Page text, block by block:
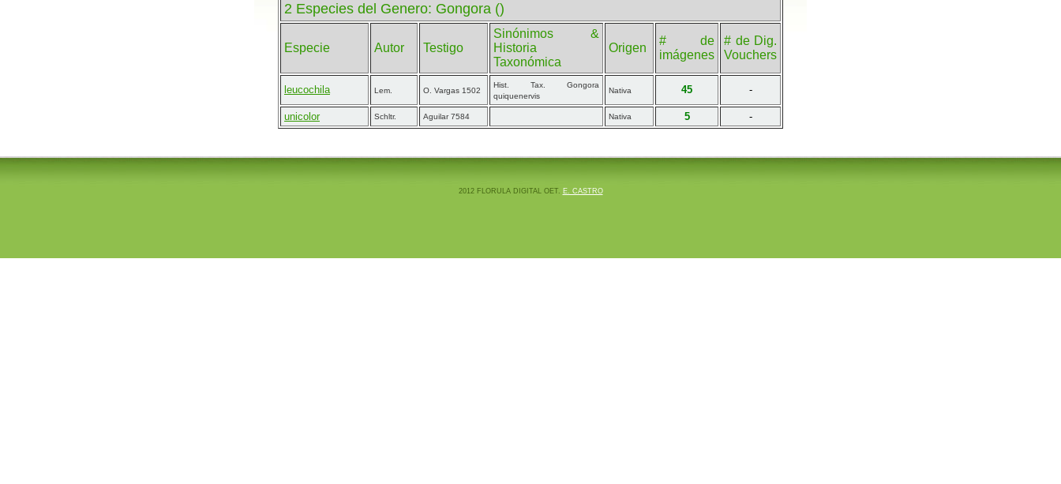
2 Especies del Genero: Gongora ()
Especie Autor Testigo
Sinónimos &
Historia
Taxonómica
Origen
# de
imágenes
# de Dig.
Vouchers
leucochila Lem. O. Vargas 1502
Hist. Tax. Gongora
quiquenervis
Nativa 45 -
unicolor Schltr. Aguilar 7584 Nativa 5 -
2012 FLORULA DIGITAL OET. E. CASTRO